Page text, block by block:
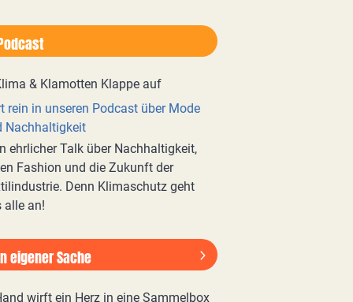
rein in unseren Podcast über Mode
Nachhaltigkeit
ehrlicher Talk über Nachhaltigkeit,
Fashion und die Zukunft der
Denn Klimaschutz geht
alle an!
eigener Sache